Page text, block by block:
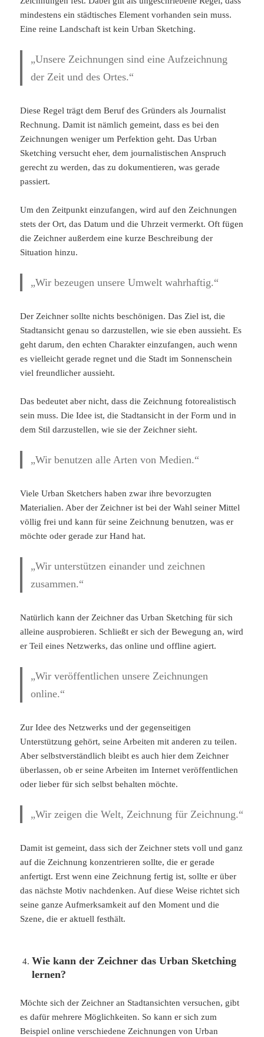
mindestens ein städtisches Element vorhanden sein muss.
Eine reine Landschaft ist kein Urban Sketching.
„Unsere Zeichnungen sind eine Aufzeichnung
der Zeit und des Ortes.“
Diese Regel trägt dem Beruf des Gründers als Journalist
Rechnung. Damit ist nämlich gemeint, dass es bei den
Zeichnungen weniger um Perfektion geht. Das Urban
Sketching versucht eher, dem journalistischen Anspruch
gerecht zu werden, das zu dokumentieren, was gerade
passiert.
Um den Zeitpunkt einzufangen, wird auf den Zeichnungen
stets der Ort, das Datum und die Uhrzeit vermerkt. Oft fügen
die Zeichner außerdem eine kurze Beschreibung der
Situation hinzu.
„Wir bezeugen unsere Umwelt wahrhaftig.“
Der Zeichner sollte nichts beschönigen. Das Ziel ist, die
Stadtansicht genau so darzustellen, wie sie eben aussieht. Es
geht darum, den echten Charakter einzufangen, auch wenn
es vielleicht gerade regnet und die Stadt im Sonnenschein
viel freundlicher aussieht.
Das bedeutet aber nicht, dass die Zeichnung fotorealistisch
sein muss. Die Idee ist, die Stadtansicht in der Form und in
dem Stil darzustellen, wie sie der Zeichner sieht.
„Wir benutzen alle Arten von Medien.“
Viele Urban Sketchers haben zwar ihre bevorzugten
Materialien. Aber der Zeichner ist bei der Wahl seiner Mittel
völlig frei und kann für seine Zeichnung benutzen, was er
möchte oder gerade zur Hand hat.
„Wir unterstützen einander und zeichnen
zusammen.“
Natürlich kann der Zeichner das Urban Sketching für sich
alleine ausprobieren. Schließt er sich der Bewegung an, wird
er Teil eines Netzwerks, das online und offline agiert.
„Wir veröffentlichen unsere Zeichnungen
online.“
Zur Idee des Netzwerks und der gegenseitigen
Unterstützung gehört, seine Arbeiten mit anderen zu teilen.
Aber selbstverständlich bleibt es auch hier dem Zeichner
überlassen, ob er seine Arbeiten im Internet veröffentlichen
oder lieber für sich selbst behalten möchte.
„Wir zeigen die Welt, Zeichnung für Zeichnung.“
Damit ist gemeint, dass sich der Zeichner stets voll und ganz
auf die Zeichnung konzentrieren sollte, die er gerade
anfertigt. Erst wenn eine Zeichnung fertig ist, sollte er über
das nächste Motiv nachdenken. Auf diese Weise richtet sich
seine ganze Aufmerksamkeit auf den Moment und die
Szene, die er aktuell festhält.
Wie kann der Zeichner das Urban Sketching
lernen?
Möchte sich der Zeichner an Stadtansichten versuchen, gibt
es dafür mehrere Möglichkeiten. So kann er sich zum
Beispiel online verschiedene Zeichnungen von Urban